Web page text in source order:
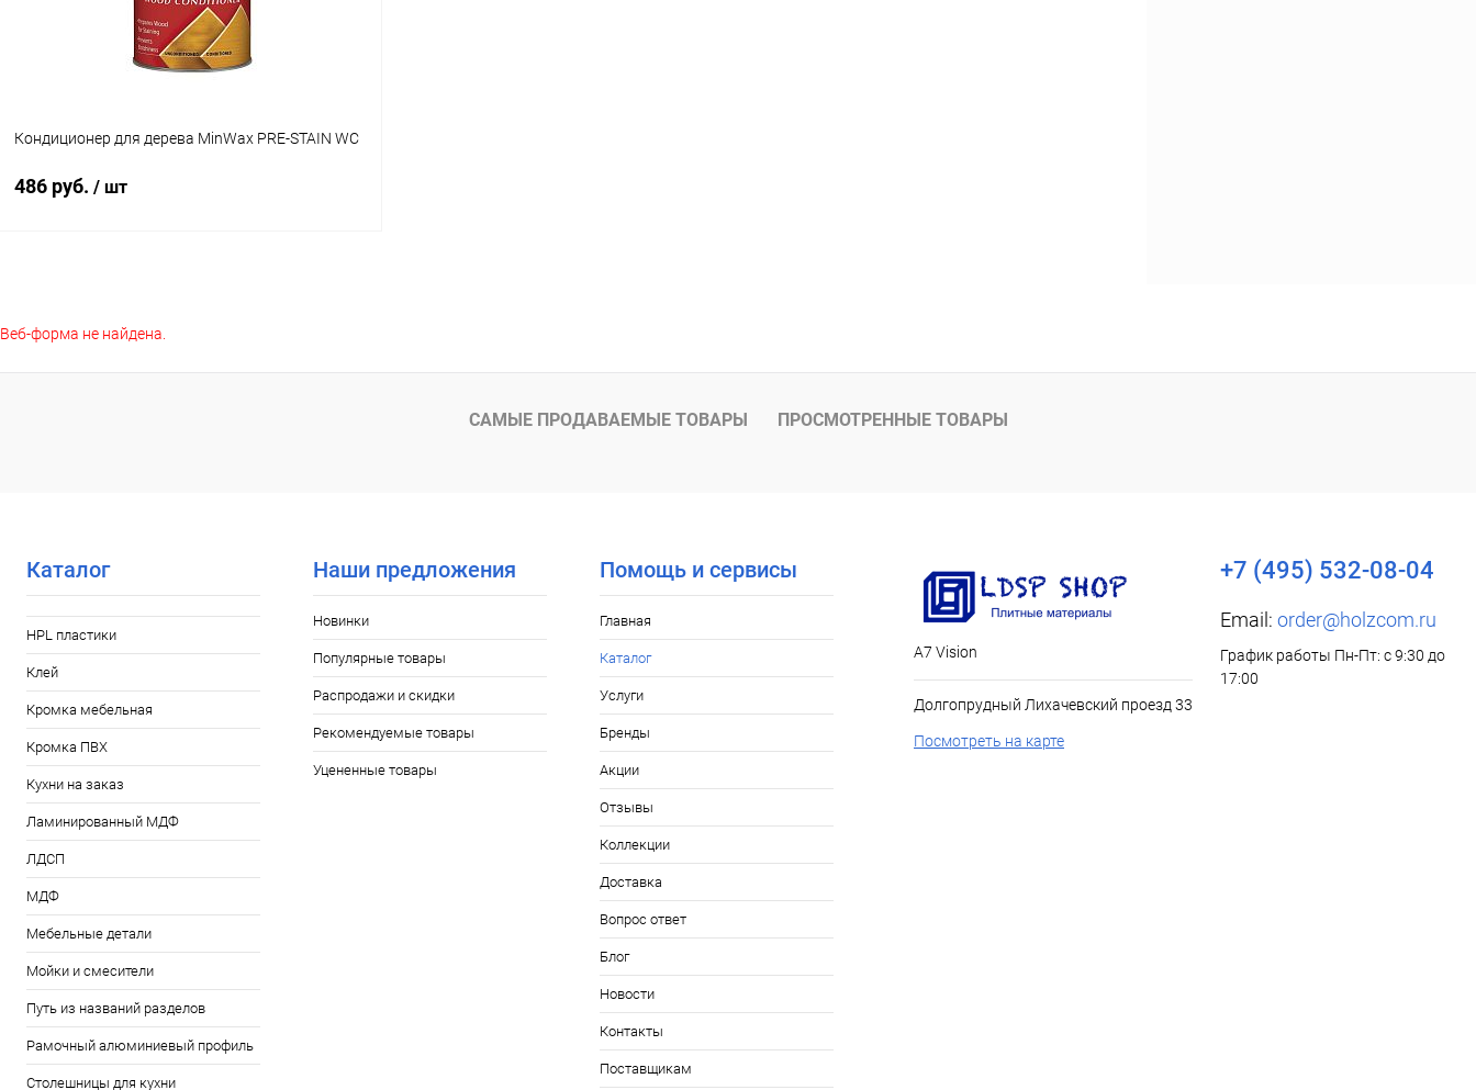
Кондиционер для дерева MinWax PRE-STAIN WC
486 руб. / шт
Купить в 1 клик
В избранное В наличии
Веб-форма не найдена.
САМЫЕ ПРОДАВАЕМЫЕ ТОВАРЫ ПРОСМОТРЕННЫЕ ТОВАРЫ
Каталог
HPL пластики
Клей
Кромка мебельная
Кромка ПВХ
Кухни на заказ
Ламинированный МДФ
ЛДСП
МДФ
Мебельные детали
Мойки и смесители
Путь из названий разделов
Рамочный алюминиевый профиль
Столешницы для кухни
Наши предложения
Новинки
Популярные товары
Распродажи и скидки
Рекомендуемые товары
Уцененные товары
Помощь и сервисы
Главная
Каталог
Услуги
Бренды
Акции
Отзывы
Коллекции
Доставка
Вопрос ответ
Блог
Новости
Контакты
Поставщикам
А7 Vision
Долгопрудный Лихачевский проезд 33
Посмотреть на карте
+7 (495) 532-08-04
Email: order@holzcom.ru
График работы Пн-Пт: с 9:30 до
17:00